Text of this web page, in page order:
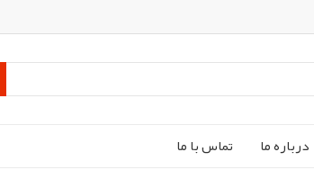
درباره ما تماس با ما